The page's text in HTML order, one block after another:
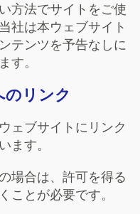
方法でサイトをご使
社は本ウェブサイト
テンツを予告なしに
す。
リンク
ェブサイトにリンク
ます。
場合は、許可を得る
ことが必要です。